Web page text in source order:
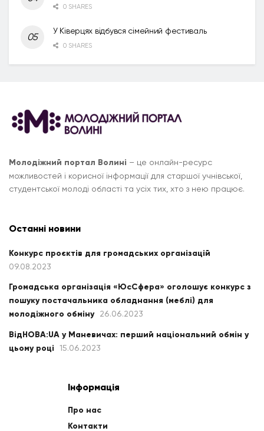
0 SHARES
У Ківерцях відбувся сімейний фестиваль
0 SHARES
Молодіжний портал Волині – це онлайн-ресурс
можливостей і корисної інформації для старшої учнівської,
студентської молоді області та усіх тих, хто з нею працює.
Останні новини
Конкурс проєктів для громадських організацій
09.08.2023
Громадська організація «ЮсСфера» оголошує конкурс з
пошуку постачальника обладнання (меблі) для
молодіжного обміну
26.06.2023
ВідНОВА:UA у Маневичах: перший національний обмін у
цьому році
15.06.2023
Інформація
Про нас
Контакти